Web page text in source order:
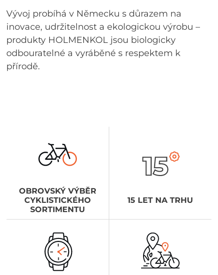
Vývoj probíhá v Německu s důrazem na
inovace, udržitelnost a ekologickou výrobu –
produkty HOLMENKOL jsou biologicky
odbouratelné a vyráběné s respektem k
přírodě.
OBROVSKÝ VÝBĚR
CYKLISTICKÉHO
SORTIMENTU
15 LET NA TRHU